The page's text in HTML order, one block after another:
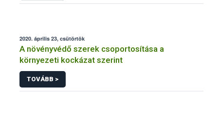
2020. április 23, csütörtök
A növényvédő szerek csoportosítása a
környezeti kockázat szerint
TOVÁBB >